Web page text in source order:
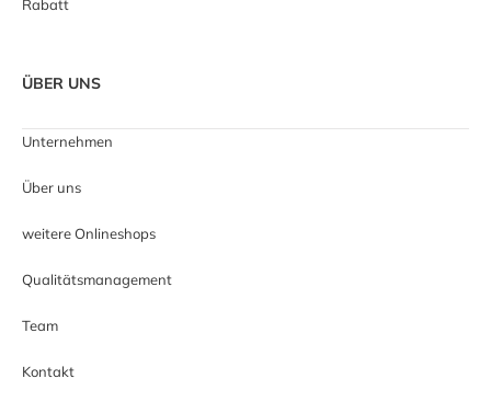
Rabatt
ÜBER UNS
Unternehmen
Über uns
weitere Onlineshops
Qualitätsmanagement
Team
Kontakt